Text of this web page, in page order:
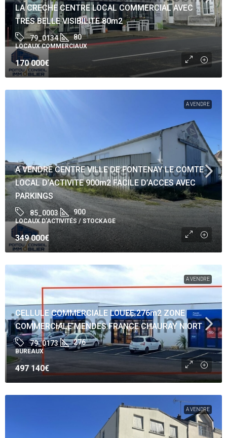
LA CRECHE CENTRE LOCAL COMMERCIAL AVEC
TRES BELLE VISIBILITE 80m2
79_0134 80
LOCAUX COMMERCIAUX
170 000€
A VENDRE
A VENDRE CENTRE VILLE DE FONTENAY LE COMTE
LOCAL D’ACTIVITE 900m2 FACILE D’ACCES AVEC
PARKINGS
85_0003 900
LOCAUX D’ACTIVITÉS / STOCKAGE
349 000€
A VENDRE
CELLULE COMMERCIALE LOUEE 276m2 ZONE
COMMERCIALE MENDES FRANCE CHAURAY NIORT
79_0173 276
BUREAUX
497 140€
A VENDRE